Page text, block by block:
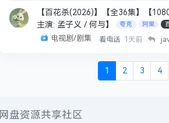
【百花杀(2026)】【全36集】【
主演: 孟子义 / 何与】
夸克 阿里
电视剧/剧集 看电话 1天前
1 2 3 4
网盘资源共享社区